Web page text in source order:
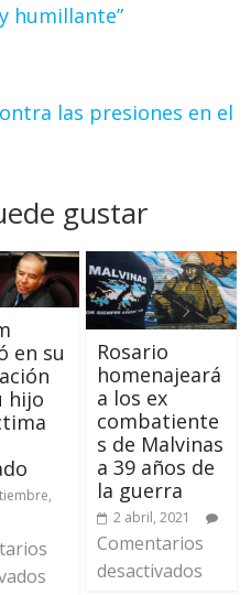
humillante”
las presiones en el
gustar
en su
hijo
Rosario
homenajeará
a los ex
combatiente
s de Malvinas
a 39 años de
la guerra
2 abril, 2021
Comentarios
desactivados